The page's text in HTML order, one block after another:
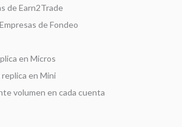
de Earn2Trade
de Fondeo
en Micros
en Mini
volumen en cada cuenta